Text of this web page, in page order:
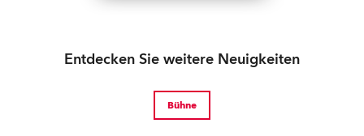
Entdecken Sie weitere Neuigkeiten
Bühne